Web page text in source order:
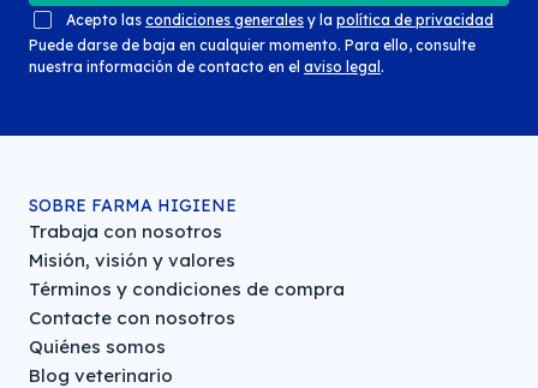
Acepto las condiciones generales y la política de privacidad
Puede darse de baja en cualquier momento. Para ello, consulte
nuestra información de contacto en el aviso legal .
SOBRE FARMA HIGIENE
Trabaja con nosotros
Misión, visión y valores
Términos y condiciones de compra
Contacte con nosotros
Quiénes somos
Blog veterinario